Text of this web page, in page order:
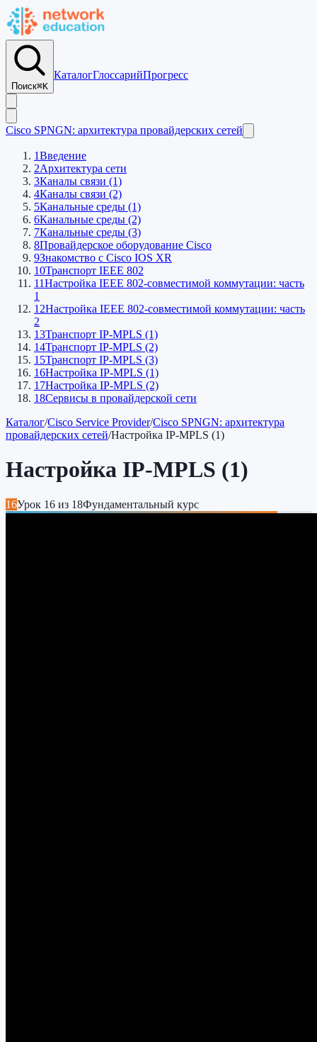
Поиск⌘K
КаталогГлоссарийПрогресс
Cisco SPNGN: архитектура провайдерских сетей
1Введение
2Архитектура сети
3Каналы связи (1)
4Каналы связи (2)
5Канальные среды (1)
6Канальные среды (2)
7Канальные среды (3)
8Провайдерское оборудование Cisco
9Знакомство с Cisco IOS XR
10Транспорт IEEE 802
11Настройка IEEE 802-совместимой коммутации: часть
1
12Настройка IEEE 802-совместимой коммутации: часть
2
13Транспорт IP-MPLS (1)
14Транспорт IP-MPLS (2)
15Транспорт IP-MPLS (3)
16Настройка IP-MPLS (1)
17Настройка IP-MPLS (2)
18Сервисы в провайдерской сети
Каталог/Cisco Service Provider/Cisco SPNGN: архитектура
провайдерских сетей/Настройка IP-MPLS (1)
Настройка IP-MPLS (1)
16Урок 16 из 18Фундаментальный курс